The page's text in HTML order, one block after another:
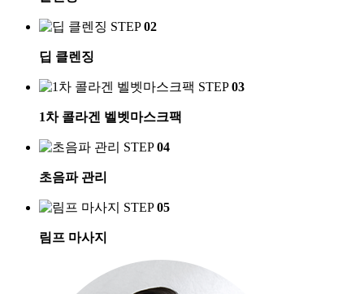
STEP02
딥 클렌징
STEP03
1차 콜라겐 벨벳마스크팩
STEP04
초음파 관리
STEP05
림프 마사지